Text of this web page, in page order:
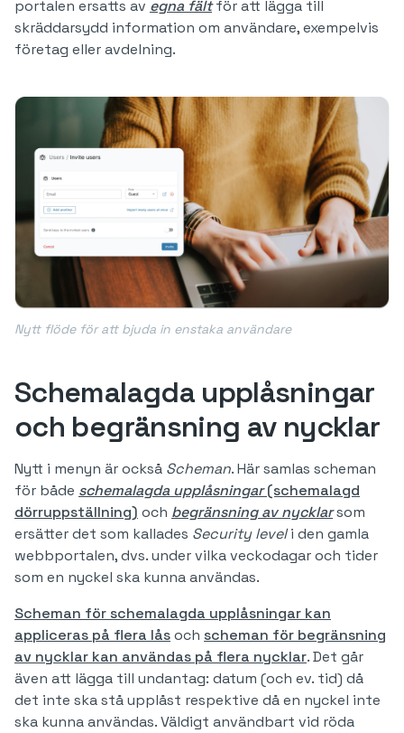
portalen ersatts av egna fältför att lägga till
skräddarsydd information om användare, exempelvis
företag eller avdelning.
Nytt flöde för att bjuda in enstaka användare
Schemalagda upplåsningar
och begränsning av nycklar
Nytt i menyn är också Scheman. Här samlas scheman
för både schemalagda upplåsningar(schemalagd
dörruppställning) och begränsning av nycklarsom
ersätter det som kallades Security leveli den gamla
webbportalen, dvs. under vilka veckodagar och tider
som en nyckel ska kunna användas.
Scheman för schemalagda upplåsningar kan
appliceras på flera låsoch scheman för begränsning
av nycklar kan användas på flera nycklar. Det går
även att lägga till undantag: datum (och ev. tid) då
det inte ska stå upplåst respektive då en nyckel inte
ska kunna användas. Väldigt användbart vid röda